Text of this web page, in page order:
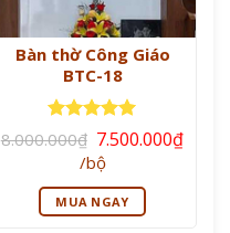
Bàn thờ Công Giáo
BTC-18
Được xếp
hạng
55
8.000.000₫ Giá
gốc
là:
8.000.000₫.
7.500.000₫
Giá
hiện
tại
là:
/bộ
MUA NGAY